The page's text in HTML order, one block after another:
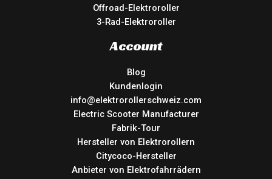
Offroad-Elektroroller
3-Rad-Elektroroller
Account
Blog
Kundenlogin
info@elektrorollerschweiz.com
Electric Scooter Manufacturer
Fabrik-Tour
Hersteller von Elektrorollern
Citycoco-Hersteller
Anbieter von Elektrofahrrädern